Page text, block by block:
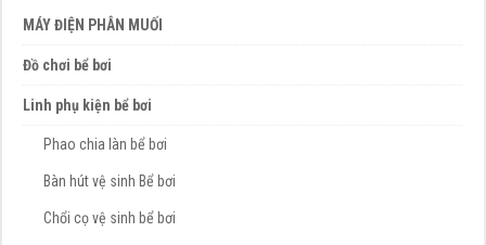
MÁY ĐIỆN PHÂN MUỐI
Đồ chơi bể bơi
Linh phụ kiện bể bơi
Phao chia làn bể bơi
Bàn hút vệ sinh Bể bơi
Chổi cọ vệ sinh bể bơi